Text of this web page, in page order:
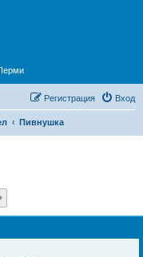
Вход
Регистрация
Пивнушка